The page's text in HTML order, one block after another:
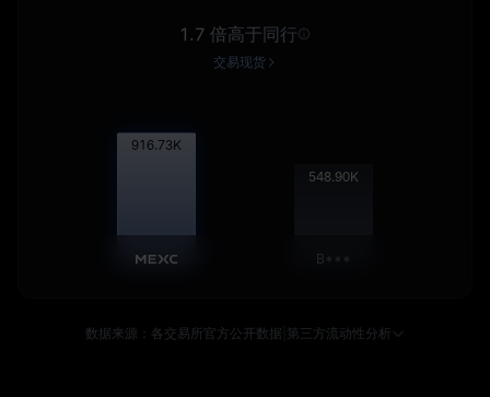
1.7 倍高于同行
交易现货
917.64K
549.46K
B***
数据来源：各交易所官方公开数据 第三方流动性分析